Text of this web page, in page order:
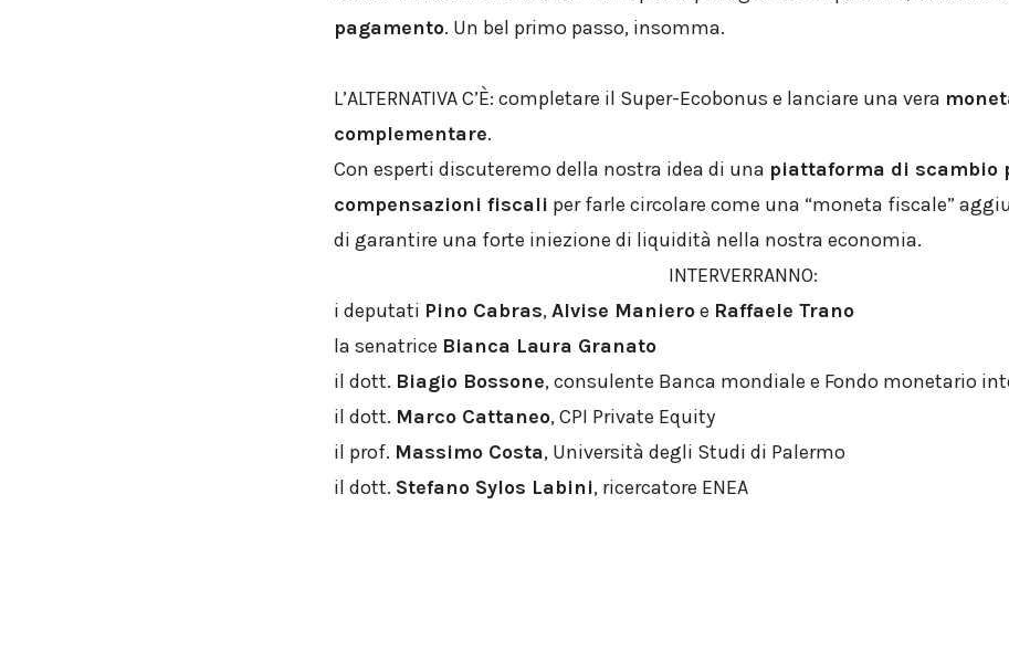
pagamento. Un bel primo passo, insomma.
L’ALTERNATIVA C’È: completare il Super-Ecobonus e lanciare una vera
complementare.
Con esperti discuteremo della nostra idea di una piattaforma di scambio
compensazioni fiscali per farle circolare come una “moneta fiscale”
di garantire una forte iniezione di liquidità nella nostra economia.
INTERVERRANNO:
i deputati Pino Cabras,Alvise Manieroe Raffaele Trano
la senatrice Bianca Laura Granato
il dott. Biagio Bossone, consulente Banca mondiale e Fondo monetario
il dott. Marco Cattaneo, CPI Private Equity
il prof. Massimo Costa, Università degli Studi di Palermo
il dott. Stefano Sylos Labini, ricercatore ENEA